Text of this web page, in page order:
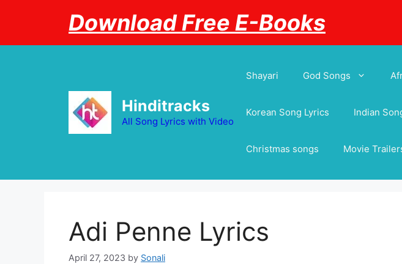
Download Free E-Books
Hinditracks
All Song Lyrics with Video
Shayari God Songs
Korean Song Lyrics Indian
Christmas songs Movie
Adi Penne Lyrics
April 27, 2023 by Sonali